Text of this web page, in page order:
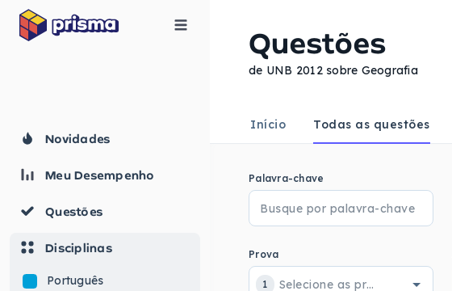
Novidades
Meu Desempenho
Questões
Disciplinas
Português
Questões
de UNB 2012 sobre Geografia
Início Todas as questões
Palavra-chave
Prova
1